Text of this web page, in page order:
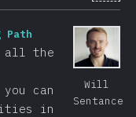
Will
Sentance
Path
all the
can
in